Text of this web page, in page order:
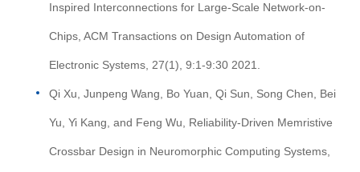
Inspired Interconnections for Large-Scale Network-on-
Chips, ACM Transactions on Design Automation of
Electronic Systems, 27(1), 9:1-9:30 2021.
Qi Xu, Junpeng Wang, Bo Yuan, Qi Sun, Song Chen, Bei
Yu, Yi Kang, and Feng Wu, Reliability-Driven Memristive
Crossbar Design in Neuromorphic Computing Systems,